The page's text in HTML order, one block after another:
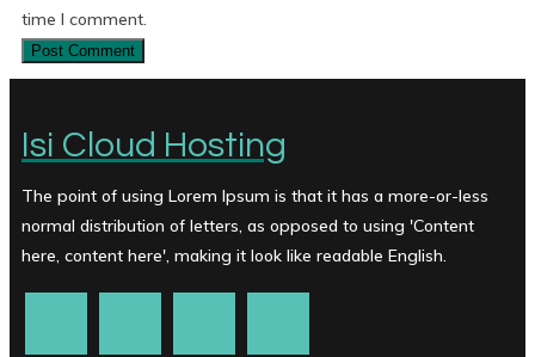
time I comment.
Isi Cloud Hosting
The point of using Lorem Ipsum is that it has a more-or-less
normal distribution of letters, as opposed to using 'Content
here, content here', making it look like readable English.